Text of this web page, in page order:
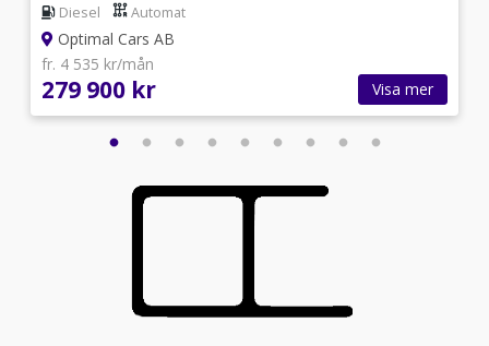
Diesel Automat
Optimal Cars AB
fr. 4 535 kr/mån
279 900 kr Visa mer